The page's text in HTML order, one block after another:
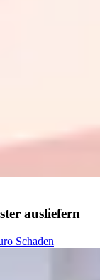
ausliefern
Schaden